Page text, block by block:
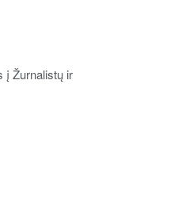
į Žurnalistų ir